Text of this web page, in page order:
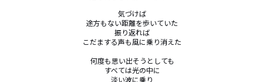
気づけば
途方もない距離を歩いていた
振り返れば
こだまする声も風に乗り消えた
何度も思い出そうとしても
すべては光の中に
淡い波に乗り